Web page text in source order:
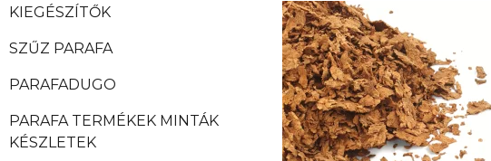
KIEGÉSZÍTŐK
SZŰZ PARAFA
PARAFADUGO
PARAFA TERMÉKEK MINTÁK
KÉSZLETEK